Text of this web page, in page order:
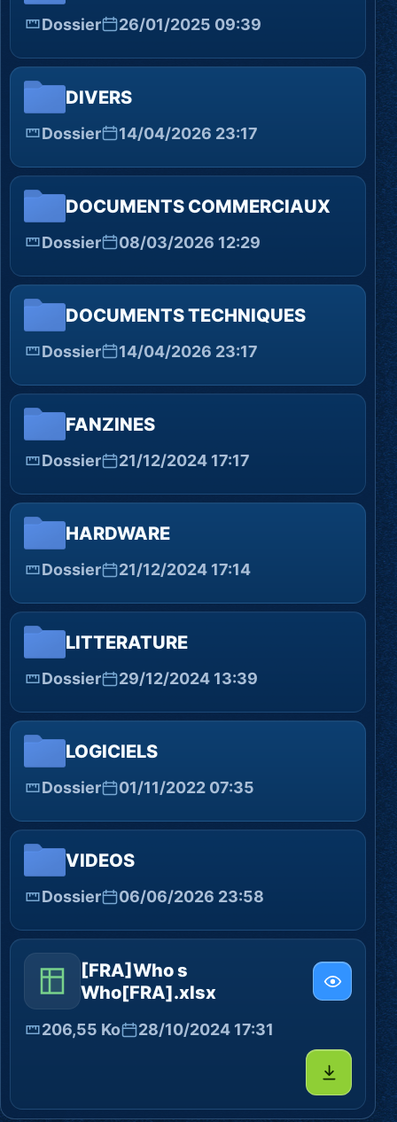
Dossier 26/01/2025 09:39
DIVERS
Dossier 14/04/2026 23:17
DOCUMENTS COMMERCIAUX
Dossier 08/03/2026 12:29
DOCUMENTS TECHNIQUES
Dossier 14/04/2026 23:17
FANZINES
Dossier 21/12/2024 17:17
HARDWARE
Dossier 21/12/2024 17:14
LITTERATURE
Dossier 29/12/2024 13:39
LOGICIELS
Dossier 01/11/2022 07:35
VIDEOS
Dossier 06/06/2026 23:58
[FRA]Who s
Who[FRA].xlsx
206,55 Ko 28/10/2024 17:31